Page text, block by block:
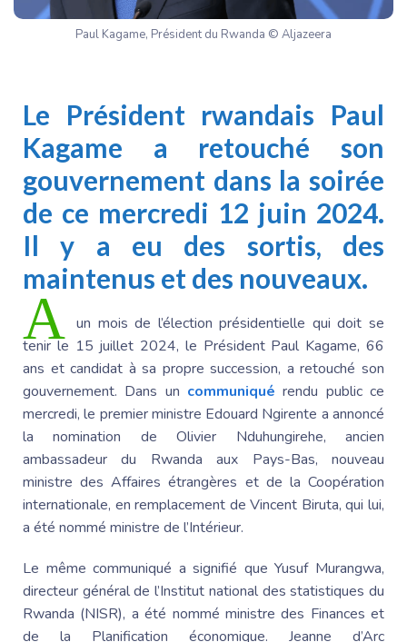
Paul Kagame, Président du Rwanda © Aljazeera
Le Président rwandais Paul
Kagame a retouché son
gouvernement dans la soirée
de ce mercredi 12 juin 2024.
Il y a eu des sortis, des
maintenus et des nouveaux.
A un mois de l’élection présidentielle qui doit se
tenir le 15 juillet 2024, le Président Paul Kagame, 66
ans et candidat à sa propre succession, a retouché son
gouvernement. Dans un communiqué rendu public ce
mercredi, le premier ministre Edouard Ngirente a annoncé
la nomination de Olivier Nduhungirehe, ancien
ambassadeur du Rwanda aux Pays-Bas, nouveau
ministre des Affaires étrangères et de la Coopération
internationale, en remplacement de Vincent Biruta, qui lui,
a été nommé ministre de l’Intérieur.
Le même communiqué a signifié que Yusuf Murangwa,
directeur général de l’Institut national des statistiques du
Rwanda (NISR), a été nommé ministre des Finances et
de la Planification économique. Jeanne d’Arc